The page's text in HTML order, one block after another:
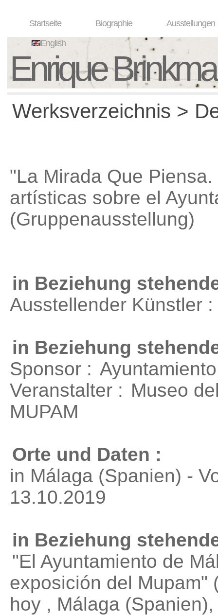
Startseite Biographie Ausstellungen
English
Enrique
Werksverzeichnis >
"La Mirada Que
artísticas sobre el
(Gruppenausstellung)
in Beziehung
Ausstellender Künstler
in Beziehung
Sponsor :
Veranstalter : Museo
MUPAM
Orte und Daten :
in Málaga (Spanien) -
13.10.2019
in Beziehung
"El Ayuntamiento de
exposición del Mupam"
hoy , Málaga